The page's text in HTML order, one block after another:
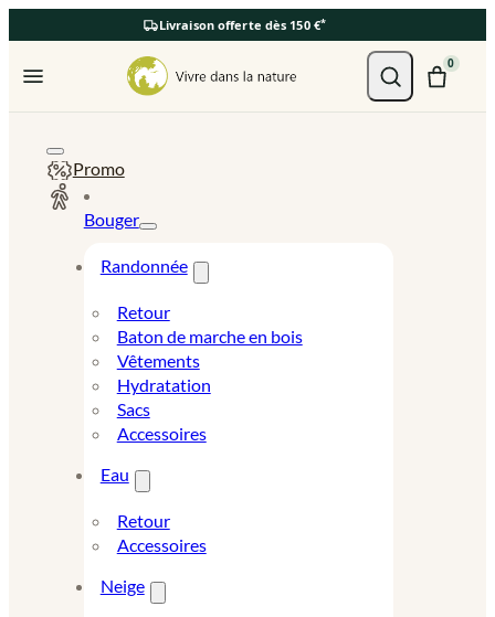
Livraison offerte dès 150 €*
Ouvrir le menu 0
Promo
Bouger
Randonnée
Retour
Baton de marche en bois
Vêtements
Hydratation
Sacs
Accessoires
Eau
Retour
Accessoires
Neige